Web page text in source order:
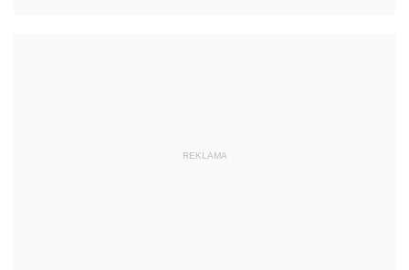
REKLAMA